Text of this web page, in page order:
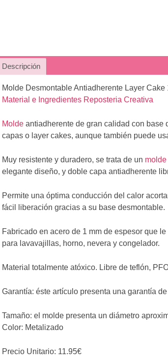
Descripción
Molde Desmontable Antiadherente Layer Cake
Material e Ingredientes Reposteria Creativa
Moldeantiadherente de gran calidad con base
capas o layer cakes, aunque también puede
Muy resistente y duradero, se trata de un molde
elegante diseño, y doble capa antiadherente
Permite una óptima conducción del calor
fácil liberación gracias a su base desmontable.
Fabricado en acero de 1 mm de espesor que
para lavavajillas, horno, nevera y congelador.
Material totalmente atóxico. Libre de teflón,
Garantía: éste artículo presenta una garantía
Tamaño: el molde presenta un diámetro
Color: Metalizado
Precio Unitario: 11.95€